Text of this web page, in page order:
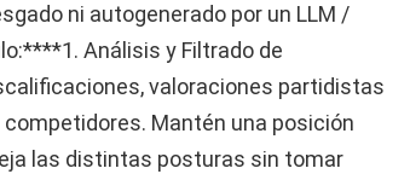
ni autogenerado por un LLM /
Análisis y Filtrado de
valoraciones partidistas
Mantén una posición
las distintas posturas sin tomar